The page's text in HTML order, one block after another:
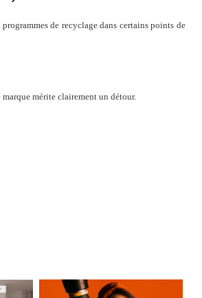
de recyclage dans certains points de
mérite clairement un détour.